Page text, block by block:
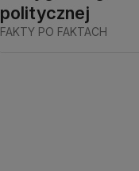
politycznej
FAKTY PO FAKTACH